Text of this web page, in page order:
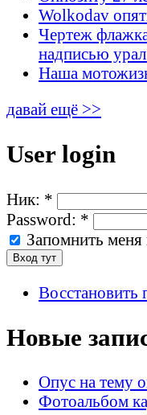
Wolkodav
Чертеж
надписью урал
Наша
давай ещё >>
User login
Ник: *
Password: *
Запомнить меня
Восстановить
Новые
Опус на тему
Фотоальбом